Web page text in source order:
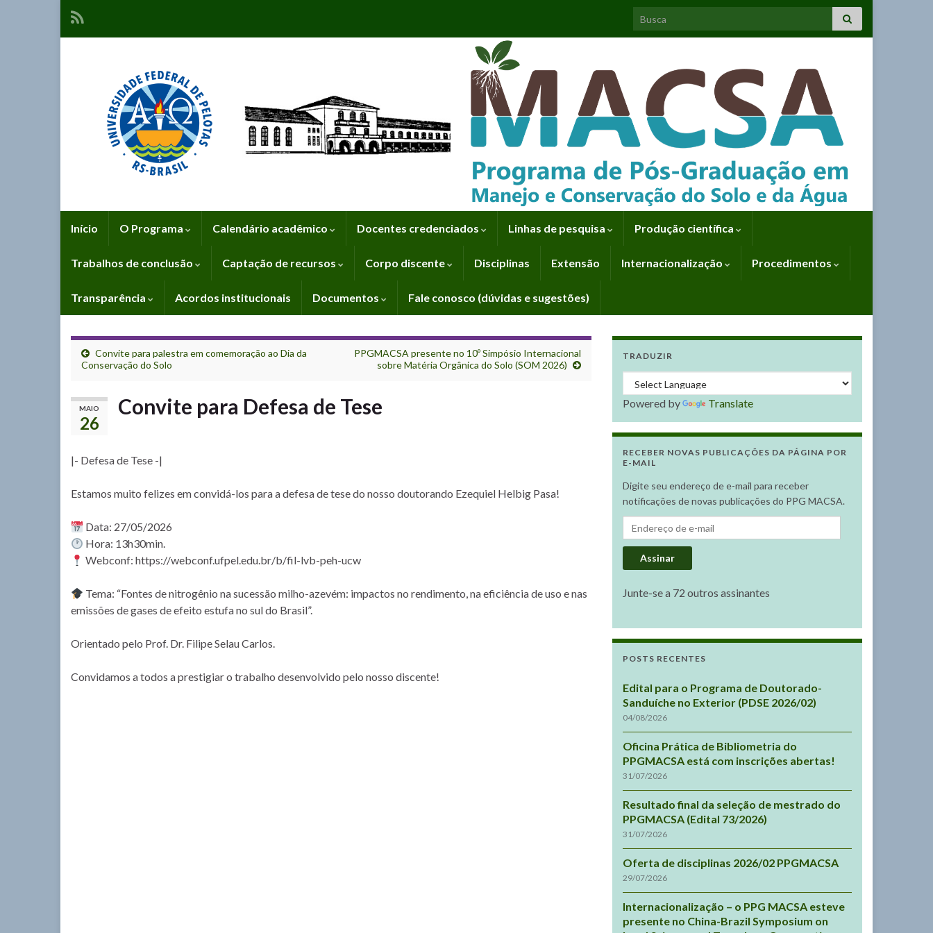
Search for:
Início O Programa Calendário acadêmico Docentes credenciados Linhas de pesquisa Produção científica
Trabalhos de conclusão Captação de recursos Corpo discente Disciplinas Extensão Internacionalização Procedimentos
Transparência Acordos institucionais Documentos Fale conosco (dúvidas e sugestões)
Convite para palestra em comemoração ao Dia da
Conservação do Solo
PPGMACSA presente no 10º Simpósio Internacional
sobre Matéria Orgânica do Solo (SOM 2026)
MAIO
26
Convite para Defesa de Tese
|- Defesa de Tese -|
Estamos muito felizes em convidá-los para a defesa de tese do nosso doutorando Ezequiel Helbig Pasa!
Data: 27/05/2026
Hora: 13h30min.
Webconf: https://webconf.ufpel.edu.br/b/fil-lvb-peh-ucw
Tema: “Fontes de nitrogênio na sucessão milho-azevém: impactos no rendimento, na eficiência de uso e nas
emissões de gases de efeito estufa no sul do Brasil”.
Orientado pelo Prof. Dr. Filipe Selau Carlos.
Convidamos a todos a prestigiar o trabalho desenvolvido pelo nosso discente!
TRADUZIR
Powered by Translate
RECEBER NOVAS PUBLICAÇÕES DA PÁGINA POR
E-MAIL
Digite seu endereço de e-mail para receber
notificações de novas publicações do PPG MACSA.
Endereço de e-mail
Assinar
Junte-se a 72 outros assinantes
POSTS RECENTES
Edital para o Programa de Doutorado-
Sanduíche no Exterior (PDSE 2026/02)
04/08/2026
Oficina Prática de Bibliometria do
PPGMACSA está com inscrições abertas!
31/07/2026
Resultado final da seleção de mestrado do
PPGMACSA (Edital 73/2026)
31/07/2026
Oferta de disciplinas 2026/02 PPGMACSA
29/07/2026
Internacionalização – o PPG MACSA esteve
presente no China-Brazil Symposium on